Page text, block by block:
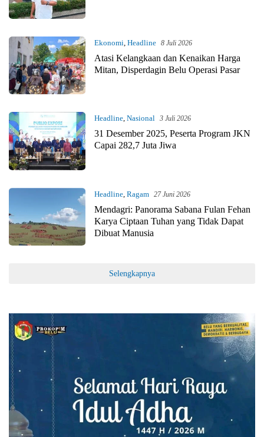
Ekonomi Headline 8 Juli 2026
Atasi Kelangkaan dan Kenaikan Harga
Mitan, Disperdagin Belu Operasi Pasar
Headline, Nasional 3 Juli 2026
31 Desember 2025, Peserta Program JKN
Capai 282,7 Juta Jiwa
Headline, Ragam 27 Juni 2026
Mendagri: Panorama Sabana Fulan Fehan
Karya Ciptaan Tuhan yang Tidak Dapat
Dibuat Manusia
Selengkapnya